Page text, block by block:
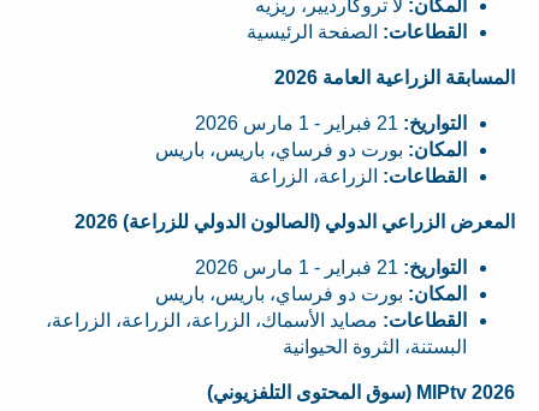
المكان: لا تروكارديير، ريزيه
القطاعات: الصفحة الرئيسية
المسابقة الزراعية العامة 2026
التواريخ:
المكان: بورت دو فرساي، باريس، باريس
القطاعات: الزراعة، الزراعة
المعرض الزراعي الدولي (الصالون الدولي للزراعة) 2026
التواريخ:
المكان: بورت دو فرساي، باريس، باريس
القطاعات: مصايد الأسماك، الزراعة، الزراعة، الزراعة،
البستنة، الثروة الحيوانية
MIPtv 2026 (سوق المحتوى التلفزيوني)